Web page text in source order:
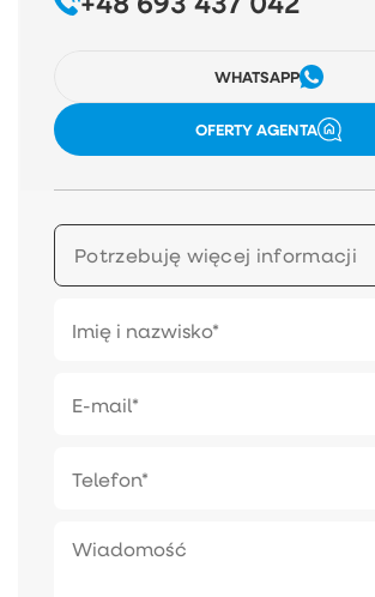
WHATSAPP
OFERTY AGENTA
Potrzebuję więcej informacji